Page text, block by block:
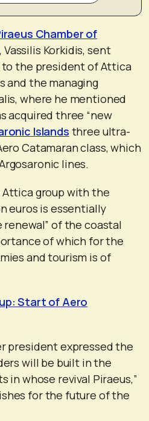
Chamber of
, Vassilis Korkidis, sent
the president of Attica
and the managing
where he mentioned
acquired three “new
Islands three ultra-
Catamaran class, which
lines.
Attica group with the
euros is essentially
renewal” of the coastal
of which for the
and tourism is of
Start of Aero
president expressed the
will be built in the
in whose revival Piraeus,”
for the future of the